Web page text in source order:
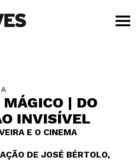
| DO
INVISÍVEL
E O CINEMA
DE JOSÉ BÉRTOLO,